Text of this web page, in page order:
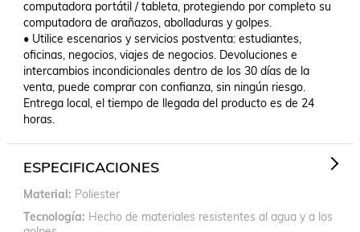
computadora portátil / tableta, protegiendo por completo su
computadora de arañazos, abolladuras y golpes.
• Utilice escenarios y servicios postventa: estudiantes,
oficinas, negocios, viajes de negocios. Devoluciones e
intercambios incondicionales dentro de los 30 días de la
venta, puede comprar con confianza, sin ningún riesgo.
Entrega local, el tiempo de llegada del producto es de 24
horas.
ESPECIFICACIONES
Material Poliester
Tecnología Hecho de materiales resistentes al agua y a los